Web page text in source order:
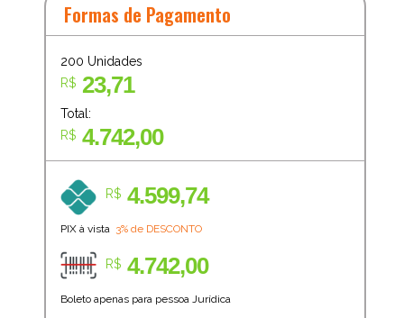
Formas de Pagamento
200 Unidades
R$ 23,71
Total:
R$ 4.742,00
R$ 4.599,74
PIX à vista 3% de DESCONTO
R$ 4.742,00
Boleto apenas para pessoa Jurídica